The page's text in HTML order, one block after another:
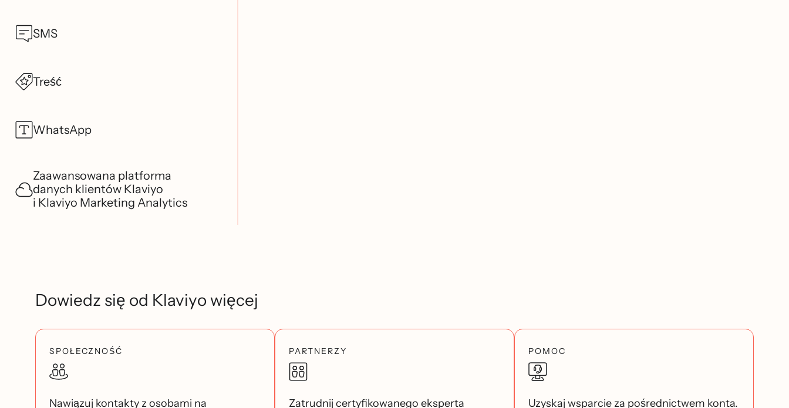
SMS
Treść
WhatsApp
Zaawansowana platforma
danych klientów Klaviyo
i Klaviyo Marketing Analytics
Dowiedz się od Klaviyo więcej
SPOŁECZNOŚĆ
Nawiązuj kontakty z osobami na
PARTNERZY
Zatrudnij certyfikowanego eksperta
POMOC
Uzyskaj wsparcie za pośrednictwem konta.